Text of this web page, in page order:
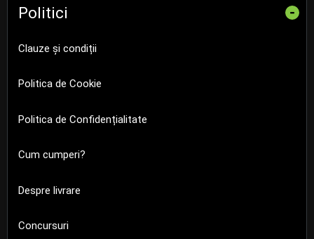
Politici -
Clauze și condiții
Politica de Cookie
Politica de Confidențialitate
Cum cumperi?
Despre livrare
Concursuri